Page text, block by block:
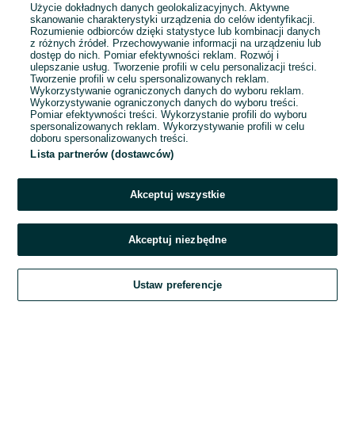
E-mail
Hasło
Zaloguj się
Kontynuując za pośrednictwem jednego z dostawców wskazanych powyżej,
OLX.pl w jego aktualnym brzmieniu.
Użycie dokładnych danych geolokalizacyjnych. Aktywne
skanowanie charakterystyki urządzenia do celów identyfikacji.
Rozumienie odbiorców dzięki statystyce lub kombinacji danych
z różnych źródeł. Przechowywanie informacji na urządzeniu lub
dostęp do nich. Pomiar efektywności reklam. Rozwój i
ulepszanie usług. Tworzenie profili w celu personalizacji treści.
Tworzenie profili w celu spersonalizowanych reklam.
Wykorzystywanie ograniczonych danych do wyboru reklam.
Wykorzystywanie ograniczonych danych do wyboru treści.
Pomiar efektywności treści. Wykorzystanie profili do wyboru
spersonalizowanych reklam. Wykorzystywanie profili w celu
doboru spersonalizowanych treści.
Lista partnerów (dostawców)
Akceptuj wszystkie
Akceptuj niezbędne
Ustaw preferencje